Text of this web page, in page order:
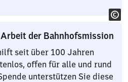
der Bahnhofsmission
seit über 100 Jahren
offen für alle und rund
unterstützen Sie diese